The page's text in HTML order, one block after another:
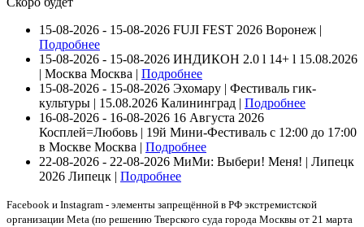
15-08-2026 - 15-08-2026 FUJI FEST 2026 Воронеж |
Подробнее
15-08-2026 - 15-08-2026 ИНДИКОН 2.0 ӏ 14+ ӏ 15.08.2026
| Москва Москва | Подробнее
15-08-2026 - 15-08-2026 Эхомару | Фестиваль гик-
культуры | 15.08.2026 Калининград | Подробнее
16-08-2026 - 16-08-2026 16 Августа 2026
Косплей=Любовь | 19й Мини-Фестиваль с 12:00 до 17:00
в Москве Москва | Подробнее
22-08-2026 - 22-08-2026 МиМи: Выбери! Меня! | Липецк
2026 Липецк | Подробнее
Facebook и Instagram - элементы запрещённой в РФ экстремистской
организации Meta (по решению Тверского суда города Москвы от 21 марта